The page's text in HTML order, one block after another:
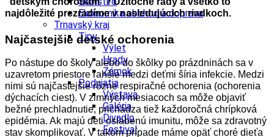
Ekonomika obchod a doprava
Trnavský kraj
Tipy
Výlet
Hrady
Zámok
Podujatia
Výstava
Galéria
Divadlo
Festival
najdôležité prezradíme v nasledujúcich riadkoch.
Najčastejšie detské ochorenia
Po nástupe do školy alebo do škôlky po prázdninách sa v
uzavretom priestore ľahšie medzi deťmi šíria infekcie. Medzi
nimi sú najčastejšie rôzne respiračné ochorenia (ochorenia
dýchacích ciest). V zimných mesiacoch sa môže objaviť
bežné prechladnutie, prichádza tiež každoročná chrípková
epidémia. Ak majú deti oslabenú imunitu, môže sa zdravotný
stav skomplikovať. V takom prípade máme opäť choré dieťa